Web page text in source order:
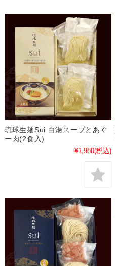
琉球生麺Sui 白湯スープとあぐ
ー肉(2食入)
¥1,980(税込)